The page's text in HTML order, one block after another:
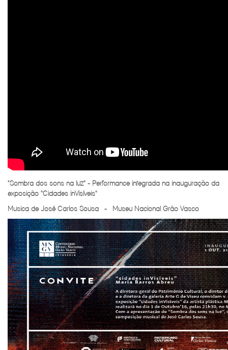
"Sombra dos sons na luz" - Performance integrada na inauguração da
exposição "Cidades inVisíveis"
Musica de José Carlos Sousa - Museu Nacional Grão Vasco